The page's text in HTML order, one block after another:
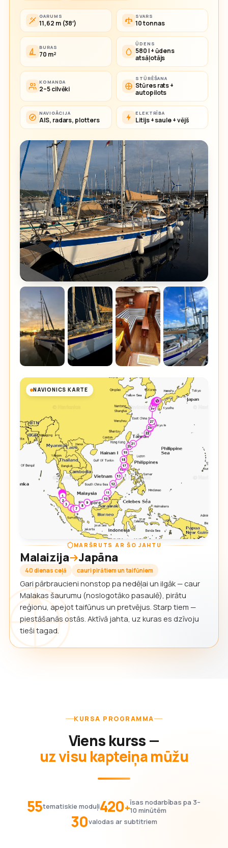
GARUMS
11,62 m (38′)
SVARS
10 tonnas
BURAS
70 m²
ŪDENS
580 l + ūdens
atsāļotājs
KOMANDA
2–5 cilvēki
STŪRĒŠANA
Stūres rats +
autopilots
NAVIGĀCIJA
AIS, radars, plotters
ELEKTRĪBA
Litijs + saule + vējš
NAVIONICS KARTE
MARŠRUTS AR ŠO JAHTU
Malaizija Japāna
40 dienas ceļā cauri pirātiem un taifūniem
Gari pārbraucieni nonstop pa nedēļai un ilgāk — caur
Malakas šaurumu (noslogotāko pasaulē), pirātu
reģionu, apejot taifūnus un pretvējus. Starp tiem —
piestāšanās ostās. Aktīvā jahta, uz kuras es dzīvoju
tieši tagad.
KURSA PROGRAMMA
Viens kurss —
uz visu kapteiņa mūžu
55tematiskie moduļi420+īsas nodarbības pa 3–
10 minūtēm
30valodas ar subtitriem